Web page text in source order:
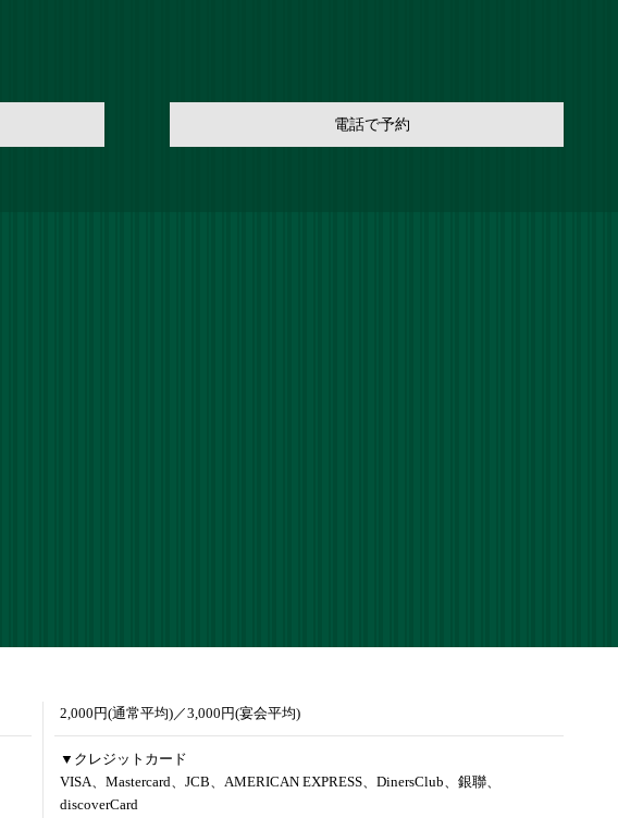
電話で予約
2,000円(通常平均)／3,000円(宴会平均)
▼クレジットカード
VISA、Mastercard、JCB、AMERICAN EXPRESS、DinersClub、銀聯、
discoverCard